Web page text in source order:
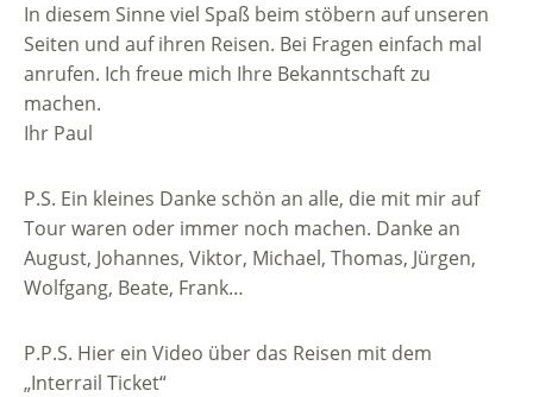
In diesem Sinne viel Spaß beim stöbern auf unseren
Seiten und auf ihren Reisen. Bei Fragen einfach mal
anrufen. Ich freue mich Ihre Bekanntschaft zu
machen.
Ihr Paul
P.S. Ein kleines Danke schön an alle, die mit mir auf
Tour waren oder immer noch machen. Danke an
August, Johannes, Viktor, Michael, Thomas, Jürgen,
Wolfgang, Beate, Frank…
P.P.S. Hier ein Video über das Reisen mit dem
„Interrail Ticket“